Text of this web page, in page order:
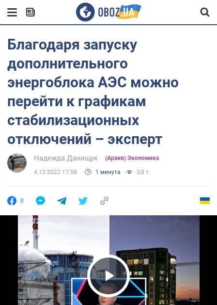
Благодаря запуску
дополнительного
энергоблока АЭС можно
перейти к графикам
стабилизационных
отключений – эксперт
Надежда Данищук (Архив) Экономика
4.12.2022 17:58 1 минута 3,8 т.
0
Play Video